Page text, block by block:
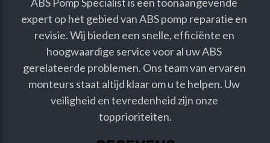
expert op het gebied van ABS pomp reparatie en
revisie. Wij bieden een snelle, efficiënte en
hoogwaardige service voor al uw ABS
gerelateerde problemen. Ons team van ervaren
monteurs staat altijd klaar om u te helpen. Uw
veiligheid en tevredenheid zijn onze
topprioriteiten.